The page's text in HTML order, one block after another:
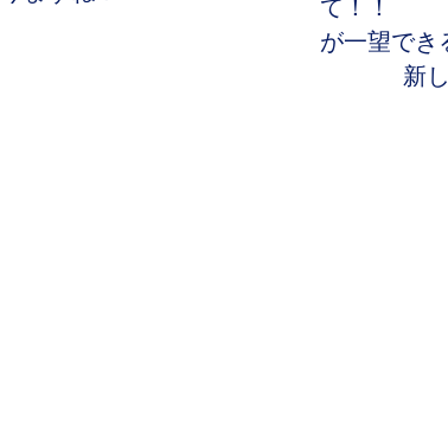
て！！　　
が一望でき
新